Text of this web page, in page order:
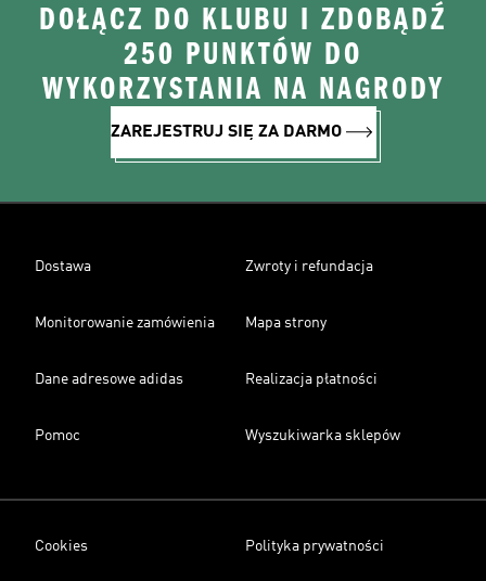
DOŁĄCZ DO KLUBU I ZDOBĄDŹ
250 PUNKTÓW DO
WYKORZYSTANIA NA NAGRODY
ZAREJESTRUJ SIĘ ZA DARMO
Dostawa Zwroty i refundacja
Monitorowanie zamówienia Mapa strony
Dane adresowe adidas Realizacja płatności
Pomoc Wyszukiwarka sklepów
Cookies Polityka prywatności